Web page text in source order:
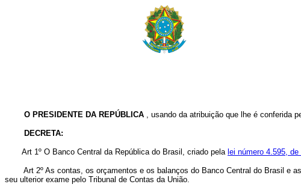
O PRESIDENTE DA REPÚBLICA , usando da atribuição que lhe é conferida
DECRETA:
Art 1º O Banco Central da República do Brasil, criado pela lei número 4.595,
Art 2º As contas, os orçamentos e os balanços do Banco Central do Brasil e
seu ulterior exame pelo Tribunal de Contas da União.